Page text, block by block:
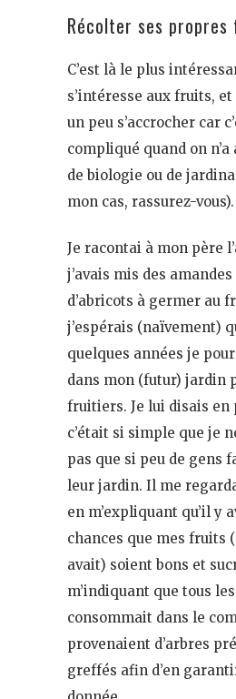
Récolter ses
C’est là le plus
s’intéresse aux fruits,
un peu s’accrocher car
compliqué quand on
de biologie ou de
mon cas, rassurez-vous).
Je racontai à mon père
j’avais mis des
d’abricots à germer au
j’espérais (naïvement)
quelques années je
dans mon (futur) jardin
fruitiers. Je lui disais en
c’était si simple que je
pas que si peu de gens
leur jardin. Il me
en m’expliquant qu’il y
chances que mes fruits
avait) soient bons et
m’indiquant que tous
consommait dans le
provenaient d’arbres
greffés afin d’en